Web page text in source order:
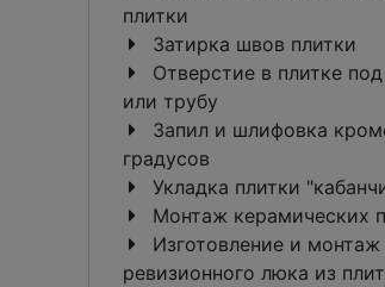
плитки
Затирка швов плитки
Отверстие в плитке
или трубу
Запил и шлифовка
градусов
Укладка плитки
Монтаж керамических
Изготовление и монтаж
ревизионного люка из